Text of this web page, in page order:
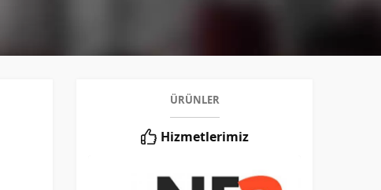
ÜRÜNLER
Hizmetlerimiz